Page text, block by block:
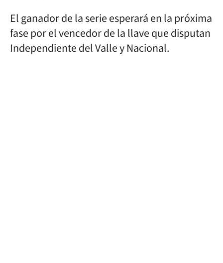
El ganador de la serie esperará en la próxima
fase por el vencedor de la llave que disputan
Independiente del Valle y Nacional.